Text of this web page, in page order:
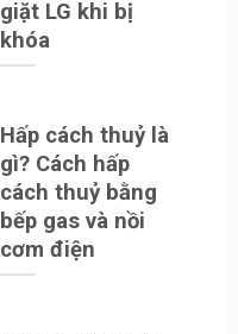
giặt LG khi bị
khóa
Hấp cách thuỷ là
gì? Cách hấp
cách thuỷ bằng
bếp gas và nồi
cơm điện